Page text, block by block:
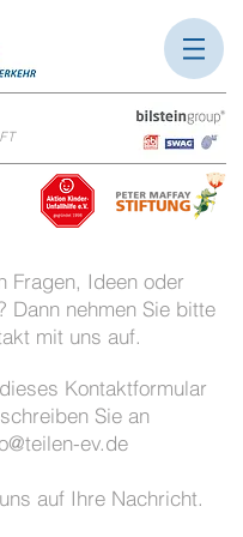
Fragen, Ideen oder
Dann nehmen Sie bitte
mit uns auf.
Kontaktformular
Sie an
ev.de
auf Ihre Nachricht.